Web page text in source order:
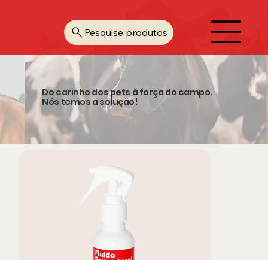
Pesquise produtos
Do carinho dos pets à força do campo.
Nós temos a solução!